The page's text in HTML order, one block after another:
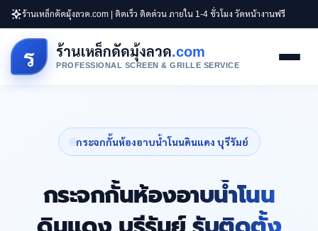
ร้านเหล็กดัดมุ้งลวด.com | ติดเร็ว ติดด่วน ภายใน 1-4 ชั่วโมง วัดหน้างานฟรี
ร ร้านเหล็กดัดมุ้งลวด.com
PROFESSIONAL SCREEN & GRILLE SERVICE
กระจกกั้นห้องอาบน้ำโนนดินแดง บุรีรัมย์
กระจกกั้นห้องอาบน้ำโนน